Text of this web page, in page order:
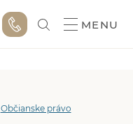
MENU
Občianske právo